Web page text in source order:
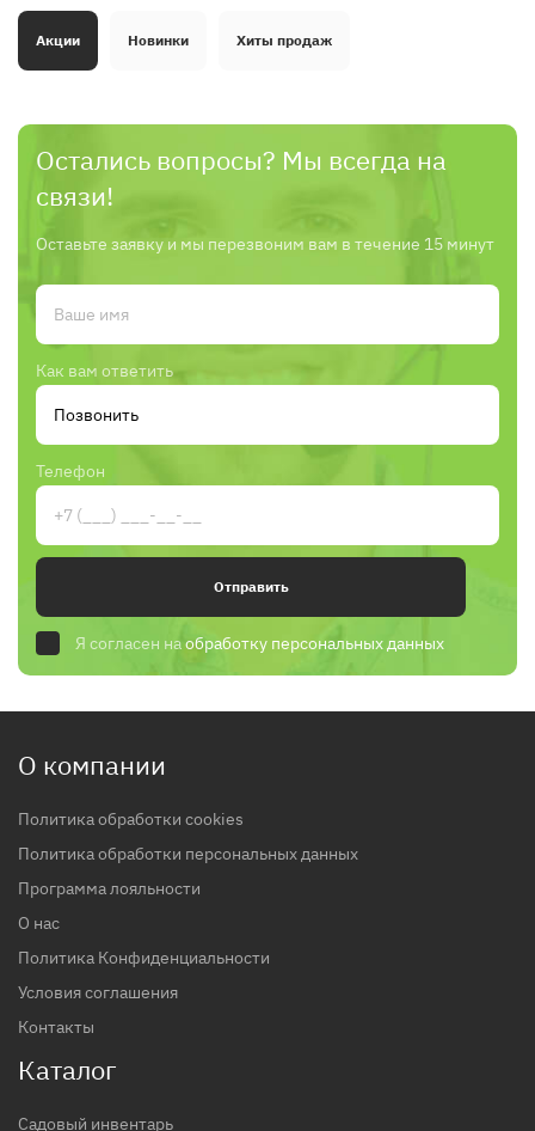
Акции Новинки Хиты продаж
Остались вопросы? Мы всегда на
связи!
Оставьте заявку и мы перезвоним вам в течение 15 минут
Как вам ответить
Телефон
Отправить
Я согласен наобработку персональных данных
О компании
Политика обработки cookies
Политика обработки персональных данных
Программа лояльности
О нас
Политика Конфиденциальности
Условия соглашения
Контакты
Каталог
Садовый инвентарь